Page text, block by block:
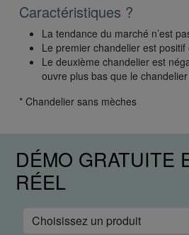
Caractéristiques ?
La tendance du marché n’est
Le premier chandelier est
Le deuxième chandelier est
ouvre plus bas que le
* Chandelier sans mèches
DÉMO GRATUITE
RÉEL